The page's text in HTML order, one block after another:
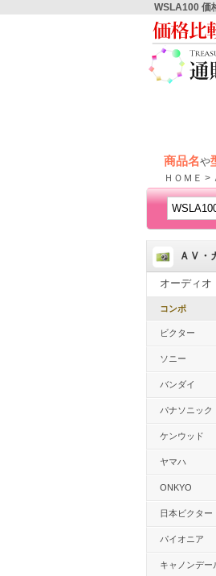
WSLA100 価
商品名や
ＨＯＭＥ >
ＡＶ・
オーディオ
コンポ
ビクター
ソニー
バンダイ
パナソニック
ケンウッド
ヤマハ
ONKYO
日本ビクター
パイオニア
キャノンデー